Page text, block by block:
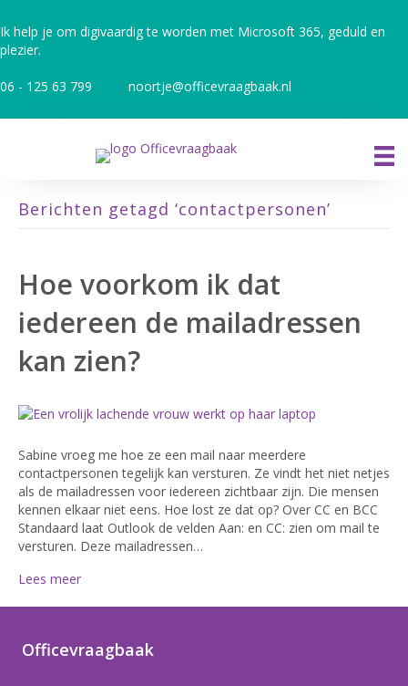
Ik help je om digivaardig te worden met Microsoft 365, geduld en
plezier.
06 - 125 63 799 noortje@officevraagbaak.nl
Berichten getagd ‘contactpersonen’
Hoe voorkom ik dat
iedereen de mailadressen
kan zien?
Sabine vroeg me hoe ze een mail naar meerdere
contactpersonen tegelijk kan versturen. Ze vindt het niet netjes
als de mailadressen voor iedereen zichtbaar zijn. Die mensen
kennen elkaar niet eens. Hoe lost ze dat op? Over CC en BCC
Standaard laat Outlook de velden Aan: en CC: zien om mail te
versturen. Deze mailadressen…
Lees meer
Officevraagbaak